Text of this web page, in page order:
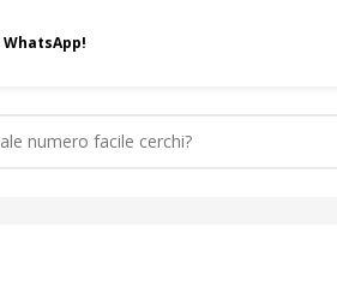
WhatsApp!